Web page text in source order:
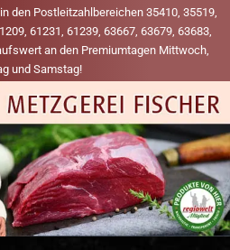
den Postleitzahlbereichen 35410, 35519,
61231, 61239, 63667, 63679, 63683,
an den Premiumtagen Mittwoch,
und Samstag!